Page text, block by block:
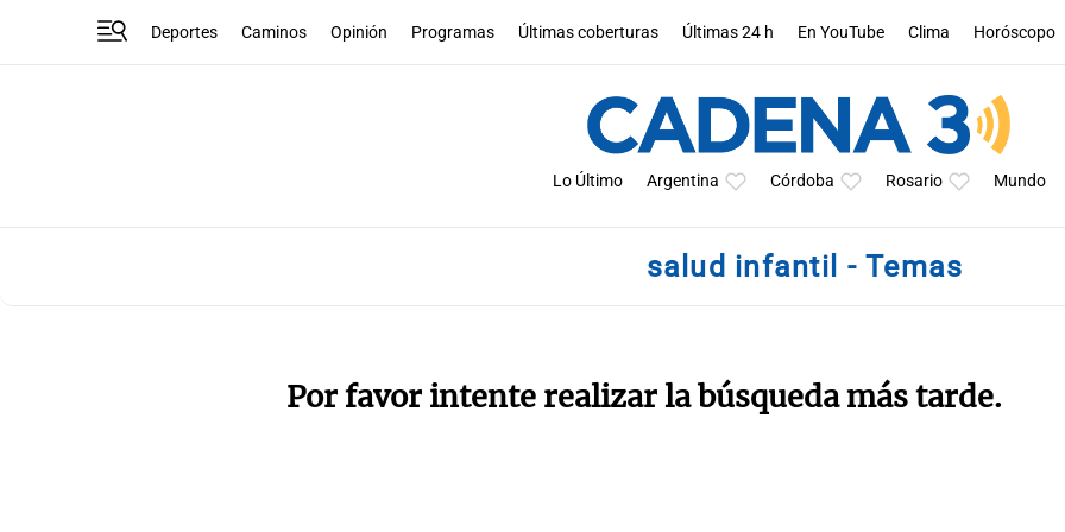
Deportes Caminos Opinión Programas Últimas coberturas Últimas 24 h En YouTube Clima Horóscopo
Lo Último Argentina Córdoba Rosario Mundo
salud infantil - Temas
Por favor intente realizar la búsqueda más tarde.